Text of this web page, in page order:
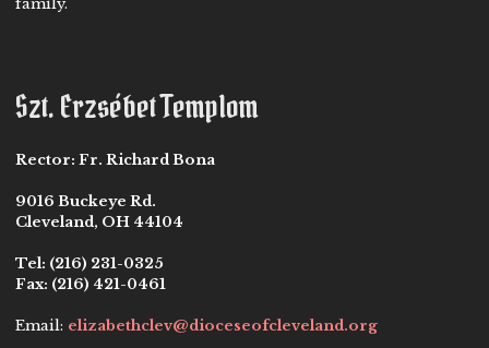
family.
Szt. Erzsébet Templom
Rector: Fr. Richard Bona
9016 Buckeye Rd.
Cleveland, OH 44104
Tel: (216) 231-0325
Fax: (216) 421-0461
Email: elizabethclev@dioceseofcleveland.org